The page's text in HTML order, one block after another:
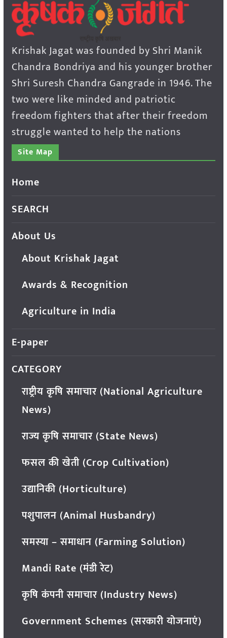
Krishak Jagat was founded by Shri Manik
Chandra Bondriya and his younger brother
Shri Suresh Chandra Gangrade in 1946. The
two were like minded and patriotic
freedom fighters that after their freedom
struggle wanted to help the nations
Site Map
Home
SEARCH
About Us
About Krishak Jagat
Awards & Recognition
Agriculture in India
E-paper
CATEGORY
राष्ट्रीय कृषि समाचार (National Agriculture
News)
राज्य कृषि समाचार (State News)
फसल की खेती (Crop Cultivation)
उद्यानिकी (Horticulture)
पशुपालन (Animal Husbandry)
समस्या – समाधान (Farming Solution)
Mandi Rate (मंडी रेट)
कृषि कंपनी समाचार (Industry News)
Government Schemes (सरकारी योजनाएं)